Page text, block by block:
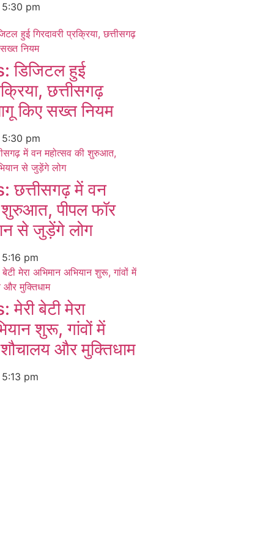
5:30 pm
डिजिटल हुई
छत्तीसगढ़
किए सख्त नियम
5:30 pm
छत्तीसगढ़ में वन
शुरुआत, पीपल फॉर
से जुड़ेंगे लोग
5:16 pm
बेटी मेरा
शुरू, गांवों में
और मुक्तिधाम
5:13 pm